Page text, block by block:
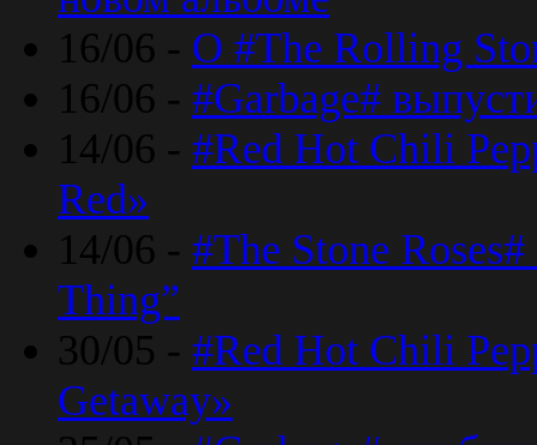
16/06 - О #The Rolling
16/06 - #Garbage#
14/06 - #Red Hot Chili
Red»
14/06 - #The Stone
Thing”
30/05 - #Red Hot Chili
Getaway»